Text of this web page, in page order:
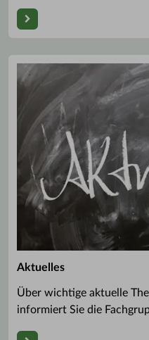
Aktuelles
Über wichtige aktuelle
informiert Sie die